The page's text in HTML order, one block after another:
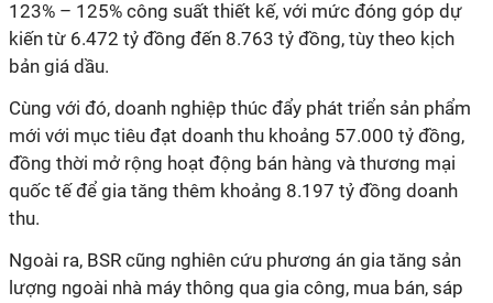
123% – 125% công suất thiết kế, với mức đóng góp dự
kiến từ 6.472 tỷ đồng đến 8.763 tỷ đồng, tùy theo kịch
bản giá dầu.
Cùng với đó, doanh nghiệp thúc đẩy phát triển sản phẩm
mới với mục tiêu đạt doanh thu khoảng 57.000 tỷ đồng,
đồng thời mở rộng hoạt động bán hàng và thương mại
quốc tế để gia tăng thêm khoảng 8.197 tỷ đồng doanh
thu.
Ngoài ra, BSR cũng nghiên cứu phương án gia tăng sản
lượng ngoài nhà máy thông qua gia công, mua bán, sáp